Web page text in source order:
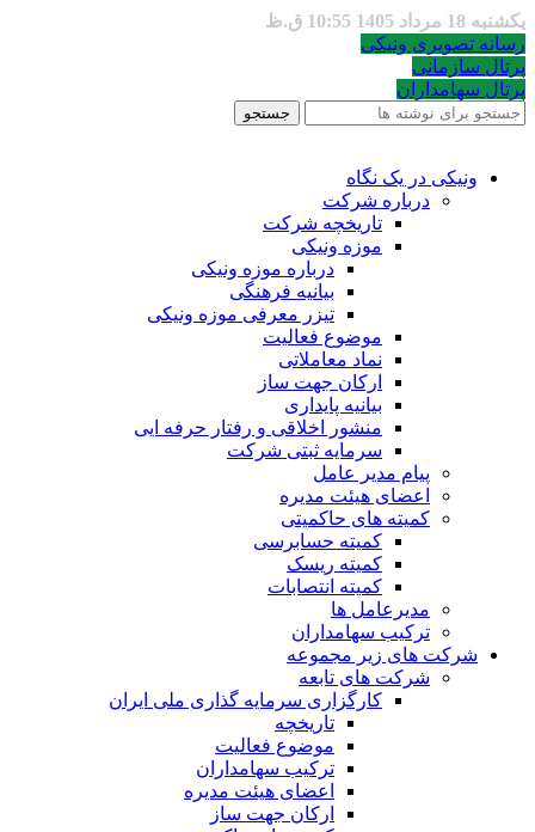
یکشنبه 18 مرداد 1405 10:55 ق.ظ
رسانه تصویری ونیکی
پرتال سازمانی
پرتال سهامداران
جستجو
ونیکی در یک نگاه
درباره شرکت
تاریخچه شرکت
موزه ونیکی
درباره موزه ونیکی
بیانیه فرهنگی
تیزر معرفی موزه ونیکی
موضوع فعالیت
نماد معاملاتی
ارکان جهت ساز
بیانیه پایداری
منشور اخلاقی و رفتار حرفه ایی
سرمایه ثبتی شرکت
پیام مدیر عامل
اعضای هیئت مدیره
کمیته های حاکمیتی
کمیته حسابرسی
کمیته ریسک
کمیته انتصابات
مدیرعامل ها
ترکیب سهامداران
شرکت های زیر مجموعه
شرکت های تابعه
کارگزاری سرمایه گذاری ملی ایران
تاریخچه
موضوع فعالیت
ترکیب سهامداران
اعضای هیئت مدیره
ارکان جهت ساز